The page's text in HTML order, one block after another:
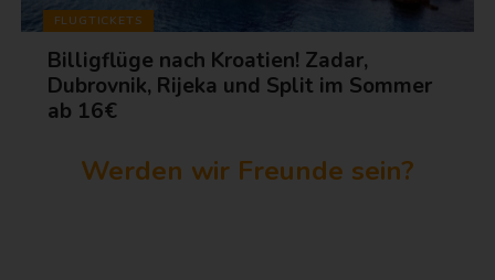
FLUGTICKETS
Billigflüge nach Kroatien! Zadar,
Dubrovnik, Rijeka und Split im Sommer
ab 16€
Werden wir Freunde sein?